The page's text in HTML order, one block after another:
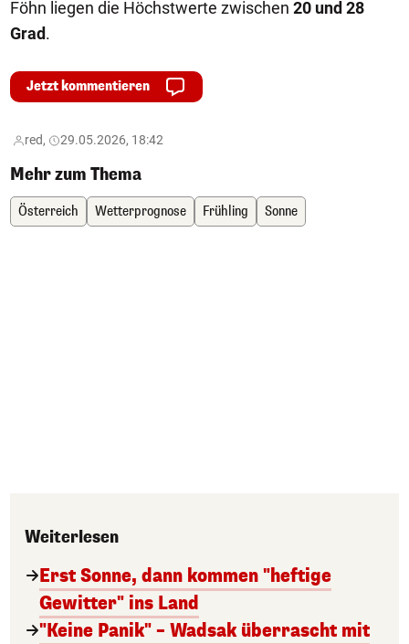
Föhn liegen die Höchstwerte zwischen 20 und 28
Grad.
Jetzt kommentieren
red, 29.05.2026, 18:42
Mehr zum Thema
Österreich Wetterprognose Frühling Sonne
Weiterlesen
Erst Sonne, dann kommen "heftige
Gewitter" ins Land
"Keine Panik" – Wadsak überrascht mit